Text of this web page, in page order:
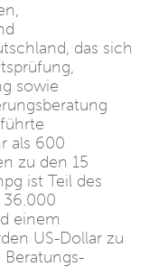
das sich
sowie
als 600
zu den 15
ist Teil des
36.000
einem
US-Dollar zu